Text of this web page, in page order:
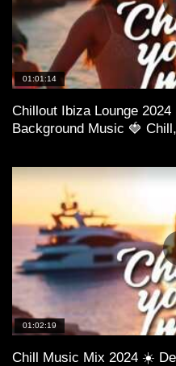
01:01:14
Chillout Ibiza Lounge
Background Music 🍓
01:02:19
Chill Music Mix 2024 ☀️